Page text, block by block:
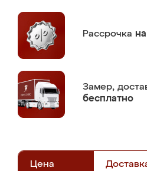
Рассрочка
Замер,
бесплатно
Цена